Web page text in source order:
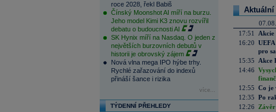
roce 2028, řekl Babiš
Čínský Moonshot AI míří na burzu.
Jeho model Kimi K3 znovu rozvířil
debatu o budoucnosti AI
SK Hynix míří na Nasdaq. O jeden z
největších burzovních debutů v
historii je obrovský zájem
Nová vlna mega IPO hýbe trhy.
Rychlé zařazování do indexů
přináší šance i rizika
více...
TÝDENNÍ PŘEHLEDY
Aktuální
17:51
16:20
pro
15:35
Akce
14:46
12:55 Co je
12:35 Po
12:26